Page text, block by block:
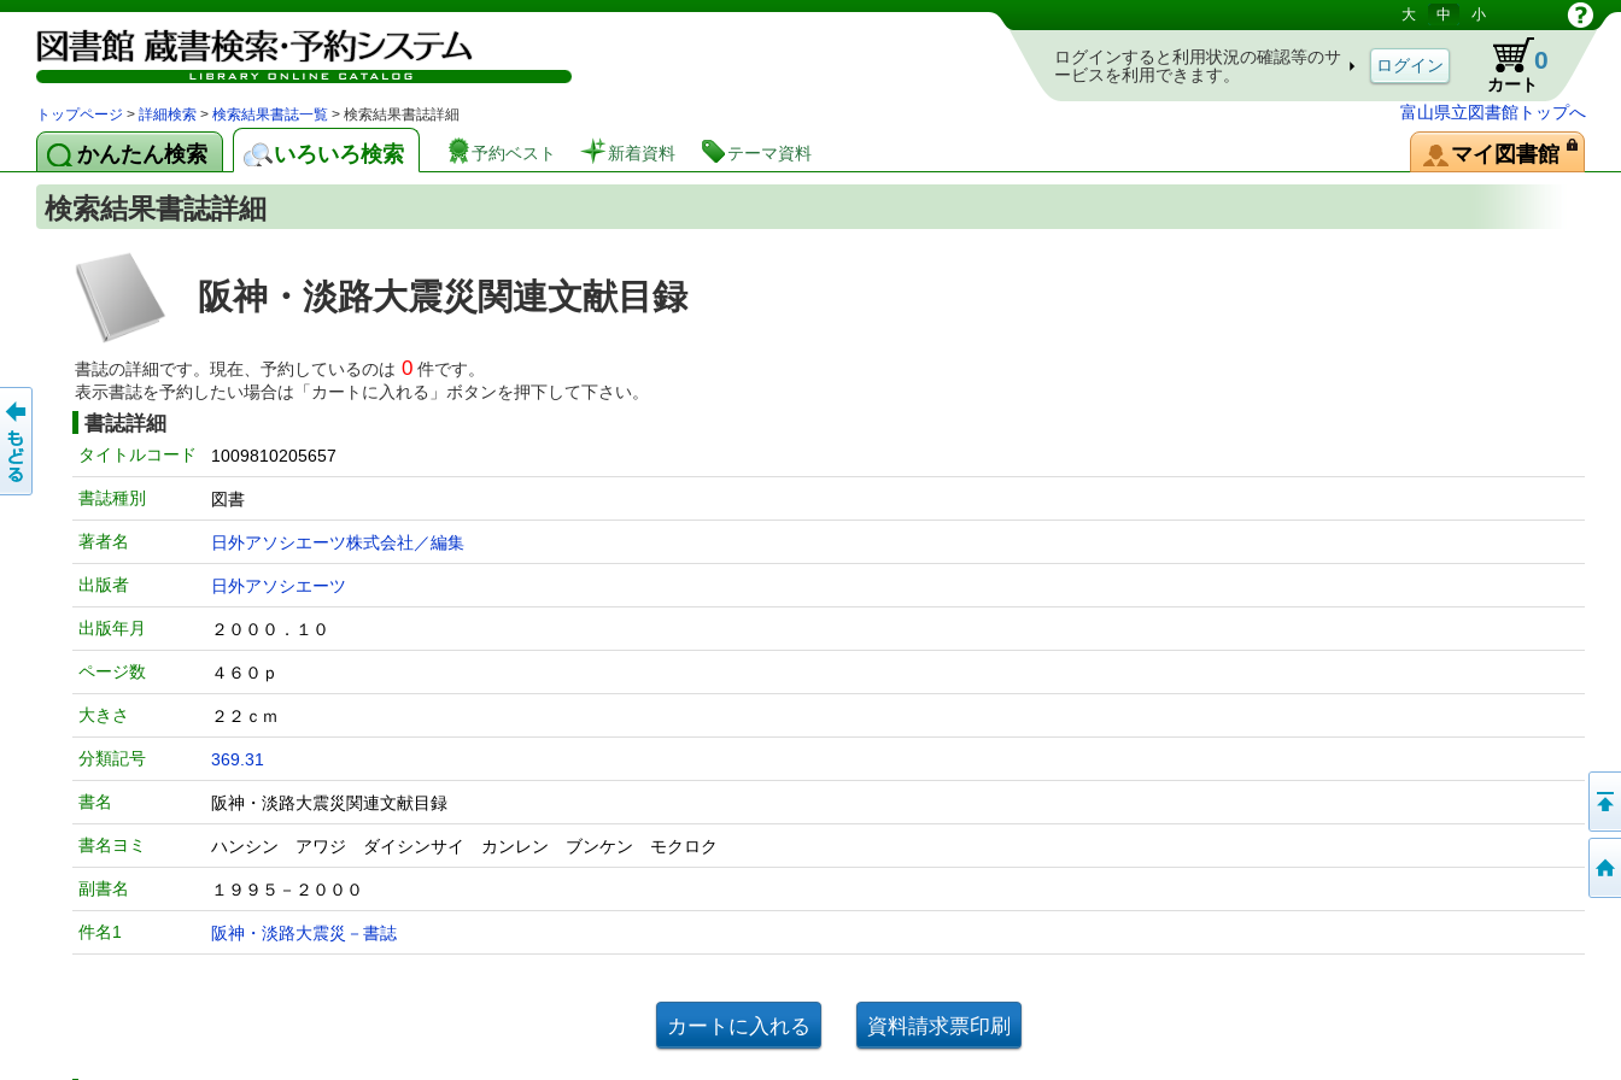
図書館 蔵書検索・予約システム 大 中 小
ログインすると利用状況の確認等のサ
ービスを利用できます。
カート
0
富山県立図書館トップへ
トップページ > 詳細検索 > 検索結果書誌一覧 > 検索結果書誌詳細
かんたん検索 いろいろ検索 予約ベスト 新着資料 テーマ資料 マイ図書館
検索結果書誌詳細
阪神・淡路大震災関連文献目録
書誌の詳細です。現在、予約しているのは 0 件です。
表示書誌を予約したい場合は「カートに入れる」ボタンを押下して下さい。
書誌詳細
タイトルコード 1009810205657
書誌種別 図書
著者名 日外アソシエーツ株式会社／編集
出版者 日外アソシエーツ
出版年月 ２０００．１０
ページ数 ４６０ｐ
大きさ ２２ｃｍ
分類記号 369.31
書名 阪神・淡路大震災関連文献目録
書名ヨミ ハンシン アワジ ダイシンサイ カンレン ブンケン モクロク
副書名 １９９５－２０００
件名1 阪神・淡路大震災－書誌